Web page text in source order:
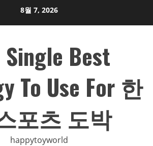
8월 7, 2026
Single Best
To Use For 한
포츠 도박
happytoyworld